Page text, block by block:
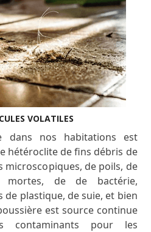
VOLATILES
dans nos habitations est
hétéroclite de fins débris de
microscopiques, de poils, de
mortes, de de bactérie,
de plastique, de suie, et bien
est source continue
contaminants pour les